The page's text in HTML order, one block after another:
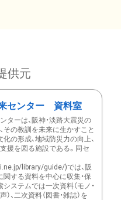
供元
センター 資料室
ターは、阪神・淡路大震災の
その教訓を未来に生かすこと
化の形成、地域防災力の向上、
援を図る施設である。同セ
library/guide/)では、阪
関する資料を中心に収集・保
システムでは一次資料（モノ・
）、二次資料（図書・雑誌）を